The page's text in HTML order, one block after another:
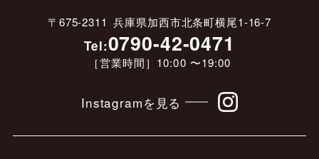
〒675-2311 兵庫県加西市北条町横尾1-16-7
Tel:0790-42-0471
［営業時間］10:00 〜19:00
Instagramを見る